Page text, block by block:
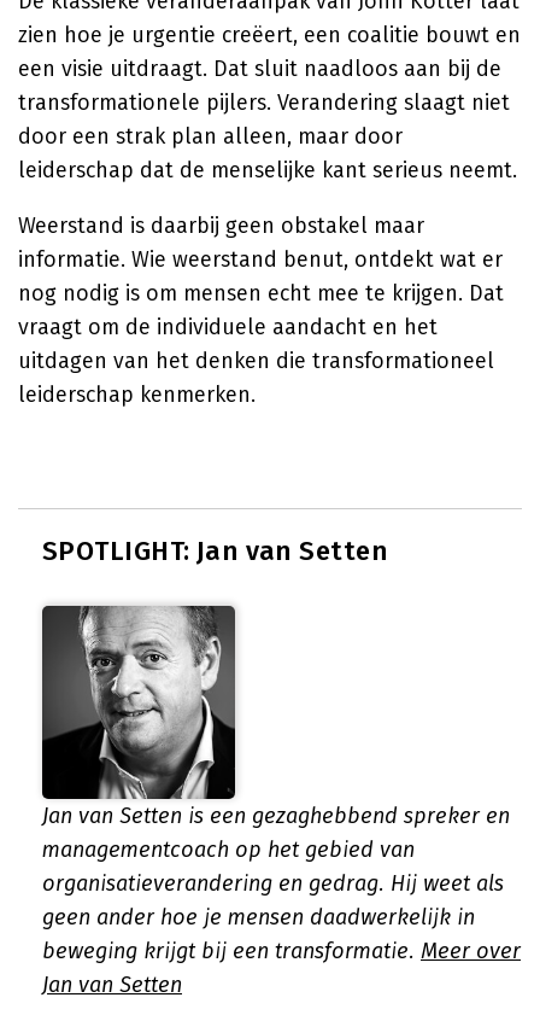
zien hoe je urgentie creëert, een coalitie bouwt en
een visie uitdraagt. Dat sluit naadloos aan bij de
transformationele pijlers. Verandering slaagt niet
door een strak plan alleen, maar door
leiderschap dat de menselijke kant serieus neemt.
Weerstand is daarbij geen obstakel maar
informatie. Wie weerstand benut, ontdekt wat er
nog nodig is om mensen echt mee te krijgen. Dat
vraagt om de individuele aandacht en het
uitdagen van het denken die transformationeel
leiderschap kenmerken.
SPOTLIGHT: Jan van Setten
Jan van Setten is een gezaghebbend spreker en
managementcoach op het gebied van
organisatieverandering en gedrag. Hij weet als
geen ander hoe je mensen daadwerkelijk in
beweging krijgt bij een transformatie. Meer over
Jan van Setten